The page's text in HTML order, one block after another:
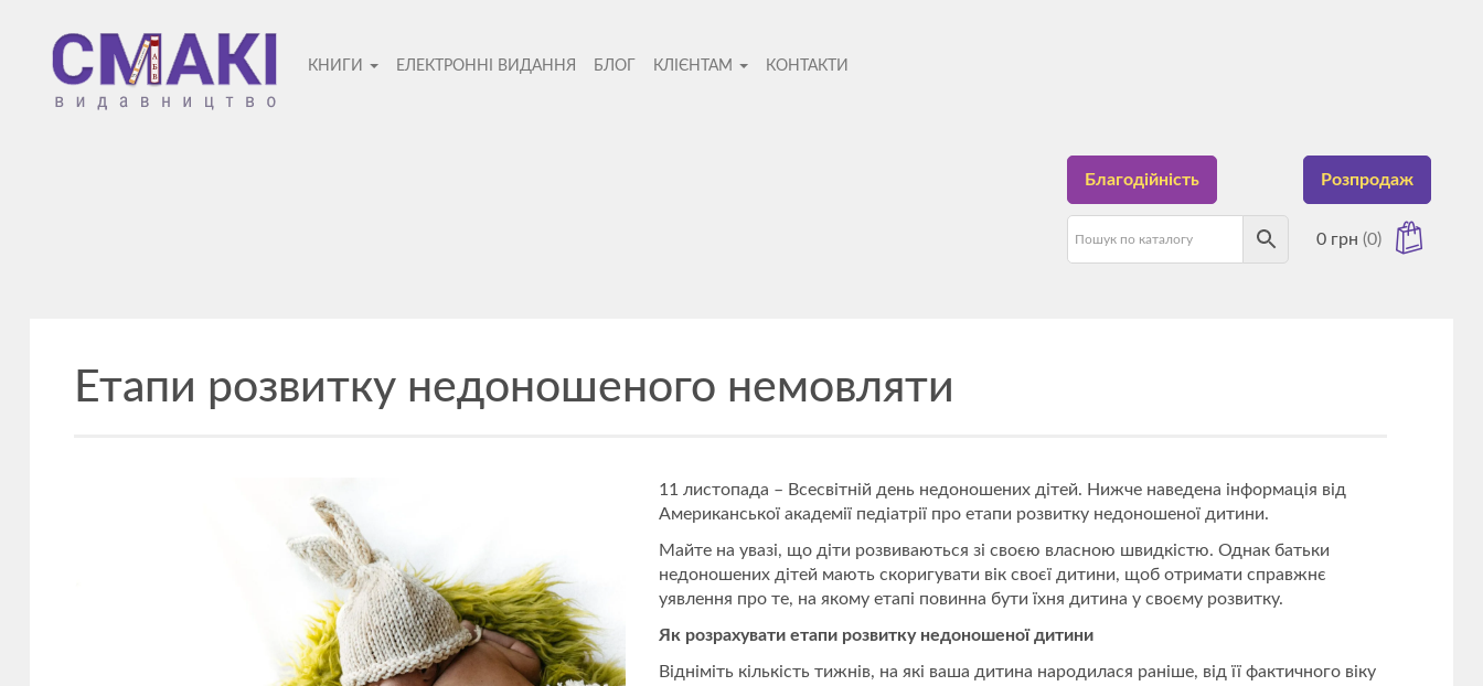
Смакі
—
КНИГИ ЕЛЕКТРОННІ ВИДАННЯ БЛОГ КЛІЄНТАМ КОНТАКТИ
Благодійність Розпродаж
0 грн (0)
Етапи розвитку недоношеного немовляти
11 листопада – Всесвітній день недоношених дітей. Нижче наведена інформація від
Американської академії педіатрії про етапи розвитку недоношеної дитини.
Майте на увазі, що діти розвиваються зі своєю власною швидкістю. Однак батьки
недоношених дітей мають скоригувати вік своєї дитини, щоб отримати справжнє
уявлення про те, на якому етапі повинна бути їхня дитина у своєму розвитку.
Як розрахувати етапи розвитку недоношеної дитини
Відніміть кількість тижнів, на які ваша дитина народилася раніше, від її фактичного віку